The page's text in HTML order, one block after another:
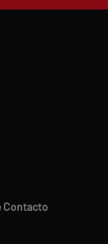
Contacto